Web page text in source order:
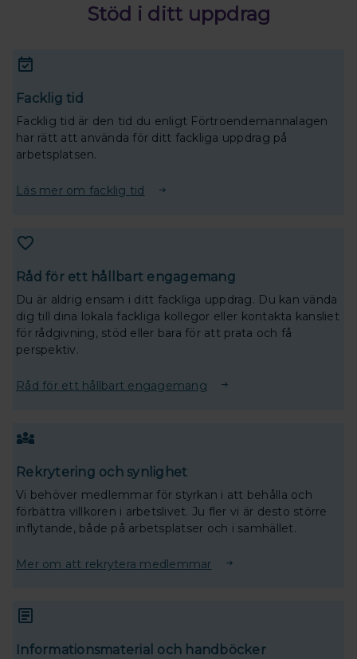
Stöd i ditt uppdrag
Facklig tid
Facklig tid är den tid du enligt Förtroendemannalagen
har rätt att använda för ditt fackliga uppdrag på
arbetsplatsen.
Läs mer om facklig tid
Råd för ett hållbart engagemang
Du är aldrig ensam i ditt fackliga uppdrag. Du kan vända
dig till dina lokala fackliga kollegor eller kontakta kansliet
för rådgivning, stöd eller bara för att prata och få
perspektiv.
Råd för ett hållbart engagemang
Rekrytering och synlighet
Vi behöver medlemmar för styrkan i att behålla och
förbättra villkoren i arbetslivet. Ju fler vi är desto större
inflytande, både på arbetsplatser och i samhället.
Mer om att rekrytera medlemmar
Informationsmaterial och handböcker